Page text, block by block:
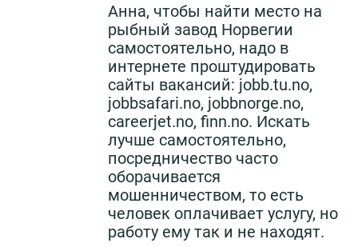
Анна, чтобы найти место на
рыбный завод Норвегии
самостоятельно, надо в
интернете проштудировать
сайты вакансий: jobb.tu.nо,
jobbsafari.no, jobbnorge.no,
careerjet.no, finn.no. Искать
лучше самостоятельно,
посредничество часто
оборачивается
мошенничеством, то есть
человек оплачивает услугу, но
работу ему так и не находят.